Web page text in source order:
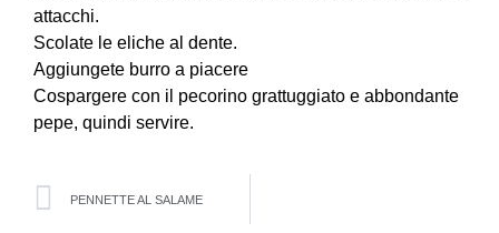
attacchi.
Scolate le eliche al dente.
Aggiungete burro a piacere
Cospargere con il pecorino grattuggiato e abbondante
pepe, quindi servire.
PENNETTE AL SALAME